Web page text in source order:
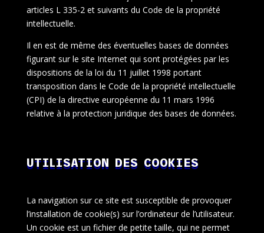
articles L 335-2 et suivants du Code de la propriété
intellectuelle.
Il en est de même des éventuelles bases de données
figurant sur le site Internet qui sont protégées par les
dispositions de la loi du 11 juillet 1998 portant
transposition dans le Code de la propriété intellectuelle
(CPI) de la directive européenne du 11 mars 1996
relative à la protection juridique des bases de données.
UTILISATION DES COOKIES
La navigation sur ce site est susceptible de provoquer
l’installation de cookie(s) sur l’ordinateur de l’utilisateur.
Un cookie est un fichier de petite taille, qui ne permet